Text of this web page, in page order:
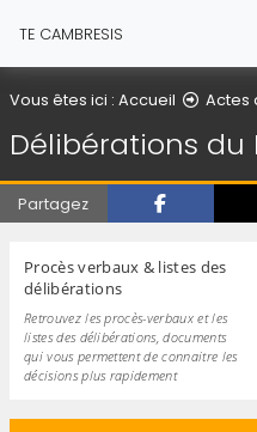
TE CAMBRESIS
Vous êtes ici : Accueil Actes
Délibérations du
Partagez
Procès verbaux & listes des
délibérations
Retrouvez les procès-verbaux et les
listes des délibérations, documents
qui vous permettent de connaitre les
décisions plus rapidement